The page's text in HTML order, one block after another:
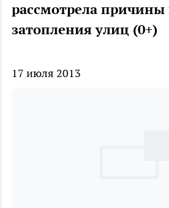
рассмотрела причины
затопления улиц (0+)
17 июля 2013